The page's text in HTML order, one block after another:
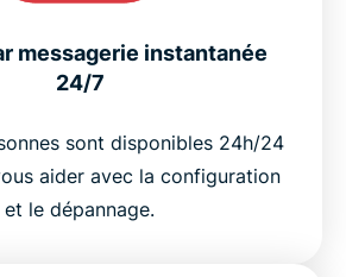
messagerie instantanée
24/7
sont disponibles 24h/24
aider avec la configuration
et le dépannage.